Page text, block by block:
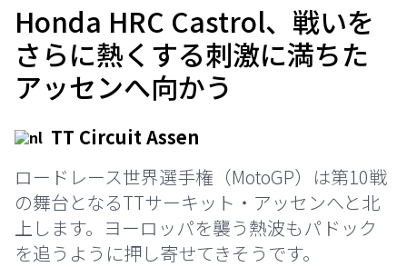
Honda HRC Castrol、戦いを
さらに熱くする刺激に満ちた
アッセンへ向かう
TT Circuit Assen
ロードレース世界選手権（MotoGP）は第10戦
の舞台となるTTサーキット・アッセンへと北
上します。ヨーロッパを襲う熱波もパドック
を追うように押し寄せてきそうです。